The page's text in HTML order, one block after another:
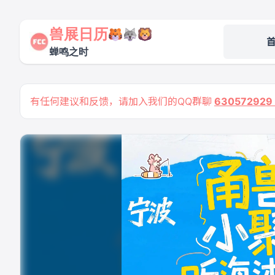
兽展日历
蝉鸣之时
有任何建议和反馈，请加入我们的QQ群聊 630572929